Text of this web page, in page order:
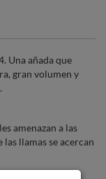
Una añada que
gran volumen y
amenazan a las
las llamas se acercan